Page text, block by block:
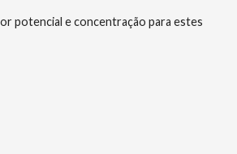
potencial e concentração para estes